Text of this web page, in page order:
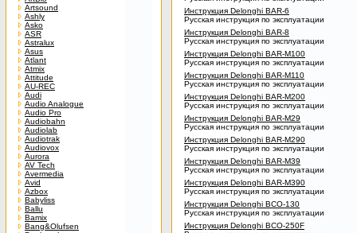
Artsound
Ashly
Asko
ASR
Astralux
Asus
Atlant
Atmix
Attitude
AU-REC
Audi
Audio Analogue
Audio Pro
Audiobahn
Audiolab
Audiotrak
Audiovox
Aurora
AV Tech
Avermedia
Avid
Azbox
Babyliss
Ballu
Bamix
Bang&Olufsen
Инструкция Delonghi BAR-6
Русская инструкция по эксплуатации
Инструкция Delonghi BAR-8
Русская инструкция по эксплуатации
Инструкция Delonghi BAR-M100
Русская инструкция по эксплуатации
Инструкция Delonghi BAR-M110
Русская инструкция по эксплуатации
Инструкция Delonghi BAR-M200
Русская инструкция по эксплуатации
Инструкция Delonghi BAR-M29
Русская инструкция по эксплуатации
Инструкция Delonghi BAR-M290
Русская инструкция по эксплуатации
Инструкция Delonghi BAR-M39
Русская инструкция по эксплуатации
Инструкция Delonghi BAR-M390
Русская инструкция по эксплуатации
Инструкция Delonghi BCO-130
Русская инструкция по эксплуатации
Инструкция Delonghi BCO-250F